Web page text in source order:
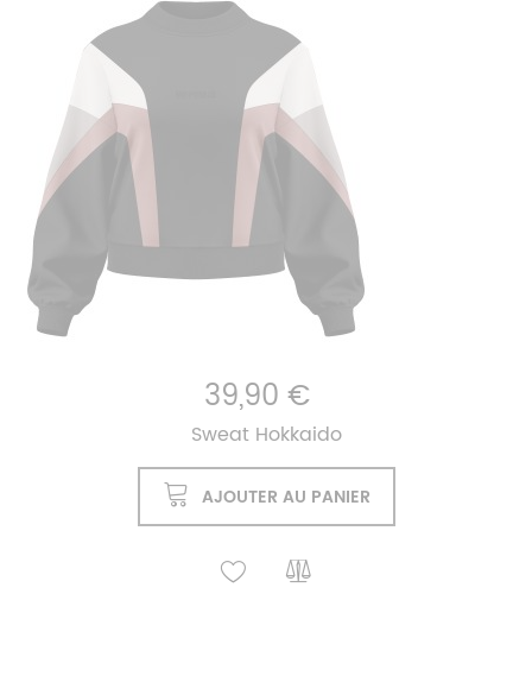
39,90 €
Sweat Hokkaido
AJOUTER AU PANIER